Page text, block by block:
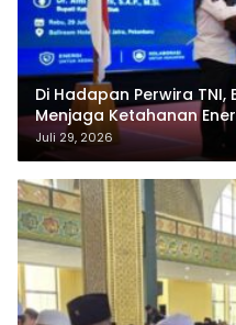
Di Hadapan Perwira TNI,
Menjaga Ketahanan
Juli 29, 2026